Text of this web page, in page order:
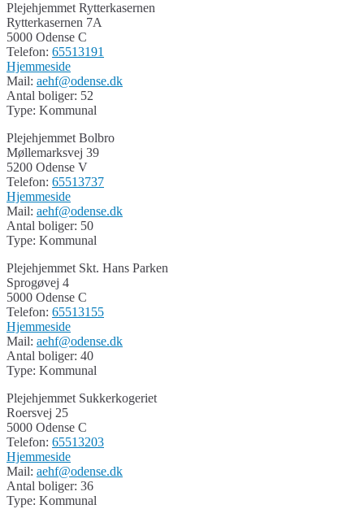
Plejehjemmet Rytterkasernen
Rytterkasernen 7A
5000 Odense C
Telefon: 65513191
Hjemmeside
Mail: aehf@odense.dk
Antal boliger: 52
Type: Kommunal
Plejehjemmet Bolbro
Møllemarksvej 39
5200 Odense V
Telefon: 65513737
Hjemmeside
Mail: aehf@odense.dk
Antal boliger: 50
Type: Kommunal
Plejehjemmet Skt. Hans Parken
Sprogøvej 4
5000 Odense C
Telefon: 65513155
Hjemmeside
Mail: aehf@odense.dk
Antal boliger: 40
Type: Kommunal
Plejehjemmet Sukkerkogeriet
Roersvej 25
5000 Odense C
Telefon: 65513203
Hjemmeside
Mail: aehf@odense.dk
Antal boliger: 36
Type: Kommunal